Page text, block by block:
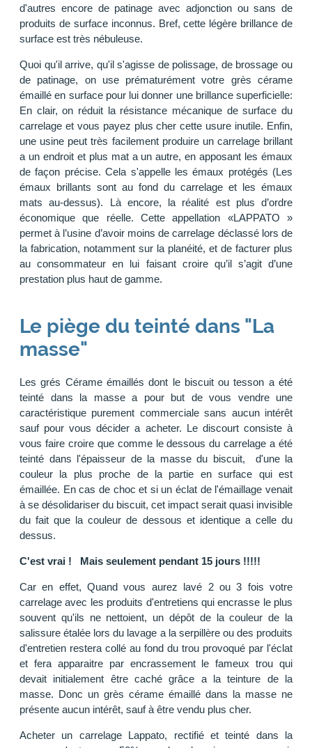
d'autres encore de patinage avec adjonction ou sans de
produits de surface inconnus. Bref, cette légère brillance de
surface est très nébuleuse.
Quoi qu'il arrive, qu'il s'agisse de polissage, de brossage ou
de patinage, on use prématurément votre grès cérame
émaillé en surface pour lui donner une brillance superficielle:
En clair, on réduit la résistance mécanique de surface du
carrelage et vous payez plus cher cette usure inutile. Enfin,
une usine peut très facilement produire un carrelage brillant
a un endroit et plus mat a un autre, en apposant les émaux
de façon précise. Cela s'appelle les émaux protégés (Les
émaux brillants sont au fond du carrelage et les émaux
mats au-dessus). Là encore, la réalité est plus d’ordre
économique que réelle. Cette appellation «LAPPATO »
permet à l’usine d’avoir moins de carrelage déclassé lors de
la fabrication, notamment sur la planéité, et de facturer plus
au consommateur en lui faisant croire qu’il s’agit d’une
prestation plus haut de gamme.
Le piège du teinté dans "La
masse"
Les grés Cérame émaillés dont le biscuit ou tesson a été
teinté dans la masse a pour but de vous vendre une
caractéristique purement commerciale sans aucun intérêt
sauf pour vous décider a acheter. Le discourt consiste à
vous faire croire que comme le dessous du carrelage a été
teinté dans l'épaisseur de la masse du biscuit, d'une la
couleur la plus proche de la partie en surface qui est
émaillée. En cas de choc et si un éclat de l'émaillage venait
à se désolidariser du biscuit, cet impact serait quasi invisible
du fait que la couleur de dessous et identique a celle du
dessus.
C'est vrai ! Mais seulement pendant 15 jours !!!!!
Car en effet, Quand vous aurez lavé 2 ou 3 fois votre
carrelage avec les produits d'entretiens qui encrasse le plus
souvent qu'ils ne nettoient, un dépôt de la couleur de la
salissure étalée lors du lavage a la serpillère ou des produits
d'entretien restera collé au fond du trou provoqué par l'éclat
et fera apparaitre par encrassement le fameux trou qui
devait initialement être caché grâce a la teinture de la
masse. Donc un grès cérame émaillé dans la masse ne
présente aucun intérêt, sauf à être vendu plus cher.
Acheter un carrelage Lappato, rectifié et teinté dans la